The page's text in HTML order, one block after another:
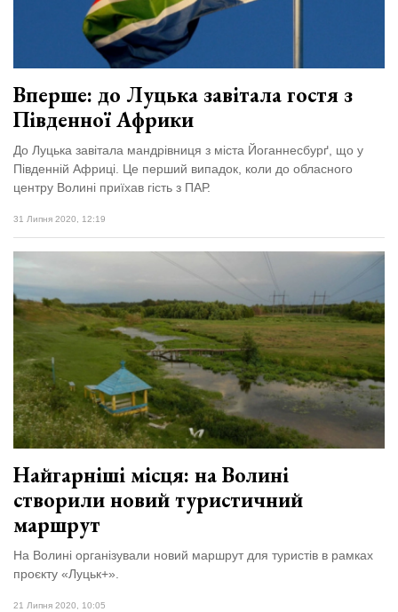
Вперше: до Луцька завітала гостя з
Південної Африки
До Луцька завітала мандрівниця з міста Йоганнесбурґ, що у
Південній Африці. Це перший випадок, коли до обласного
центру Волині приїхав гість з ПАР.
31 Липня 2020, 12:19
Найгарніші місця: на Волині
створили новий туристичний
маршрут
На Волині організували новий маршрут для туристів в рамках
проєкту «Луцьк+».
21 Липня 2020, 10:05